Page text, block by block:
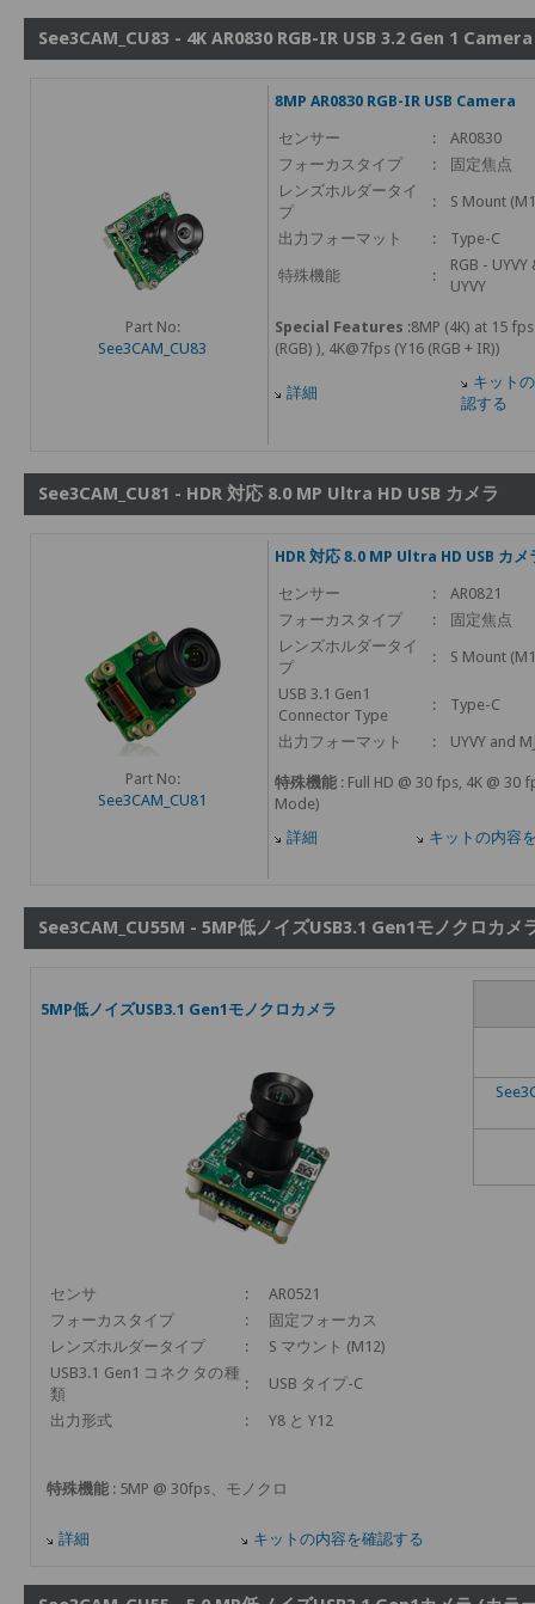
See3CAM_CU83 - 4K AR0830 RGB-IR USB 3.2 Gen 1 Camera
Part No:
See3CAM_CU83
8MP AR0830 RGB-IR USB Camera
センサー :
AR0830
フォーカスタイプ
:
固定焦点
レンズホルダータイ
プ
: S Mount
出力フォーマット : Type-C
特殊機能 :
RGB - UYVY
UYVY
Special Features :8MP (4K) at 15 fps
(RGB) ), 4K@7fps (Y16 (RGB + IR))
詳細
キット
認する
See3CAM_CU81 - HDR 対応 8.0 MP Ultra HD USB カメラ
Part No:
See3CAM_CU81
HDR 対応 8.0 MP Ultra HD USB カメ
センサー :
AR0821
フォーカスタイプ
:
固定焦点
レンズホルダータイ
プ
: S Mount
USB 3.1 Gen1
Connector Type
: Type-C
出力フォーマット : UYVY and
特殊機能 : Full HD @ 30 fps, 4K @ 30
Mode)
詳細
キットの内容
See3CAM_CU55M - 5MP低ノイズUSB3.1 Gen1モノクロカメ
5MP低ノイズUSB3.1 Gen1モノクロカメラ
センサ :
AR0521
フォーカスタイプ
:
固定フォーカス
レンズホルダータイプ
:
S マウント (M12)
USB3.1 Gen1 コネクタの種
類
: USB タイプ-C
出力形式 : Y8 と Y12
特殊機能 : 5MP @ 30fps、モノクロ
詳細 キットの内容を確認する